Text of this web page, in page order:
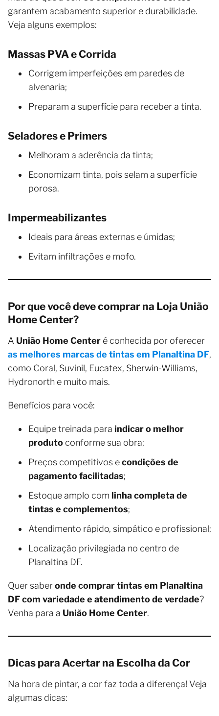
garantem acabamento superior e durabilidade.
Veja alguns exemplos:
Massas PVA e Corrida
Corrigem imperfeições em paredes de
alvenaria;
Preparam a superfície para receber a tinta.
Seladores e Primers
Melhoram a aderência da tinta;
Economizam tinta, pois selam a superfície
porosa.
Impermeabilizantes
Ideais para áreas externas e úmidas;
Evitam infiltrações e mofo.
Por que você deve comprar na Loja União
Home Center?
A União Home Center é conhecida por oferecer
as melhores marcas de tintas em Planaltina DF,
como Coral, Suvinil, Eucatex, Sherwin-Williams,
Hydronorth e muito mais.
Benefícios para você:
Equipe treinada para indicar o melhor
produto conforme sua obra;
Preços competitivos econdições de
pagamento facilitadas;
Estoque amplo com linha completa de
tintas e complementos;
Atendimento rápido, simpático e profissional;
Localização privilegiada no centro de
Planaltina DF.
Quer saberonde comprar tintas em Planaltina
DF com variedade e atendimento de verdade?
Venha para a União Home Center.
Dicas para Acertar na Escolha da Cor
Na hora de pintar, a cor faz toda a diferença! Veja
algumas dicas: